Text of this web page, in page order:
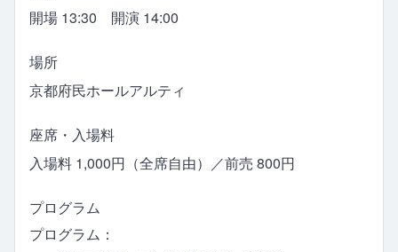
開場 13:30 開演 14:00
場所
京都府民ホールアルティ
座席・入場料
入場料 1,000円（全席自由）／前売 800円
プログラム
プログラム：